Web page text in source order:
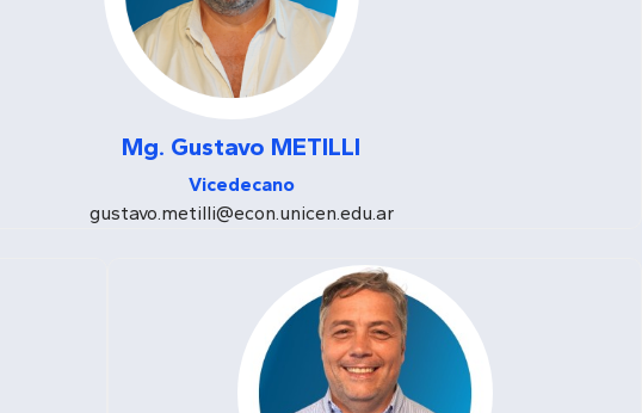
Mg. Gustavo METILLI
Vicedecano
gustavo.metilli@econ.unicen.edu.ar